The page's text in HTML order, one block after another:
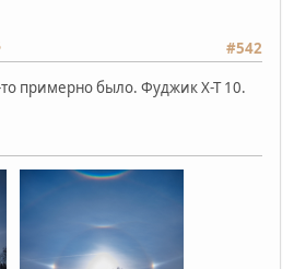
#542
то примерно было. Фуджик Х-Т 10.